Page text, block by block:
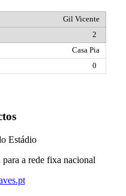
Gil Vicente
2
Casa Pia
0
Estádio
a rede fixa nacional